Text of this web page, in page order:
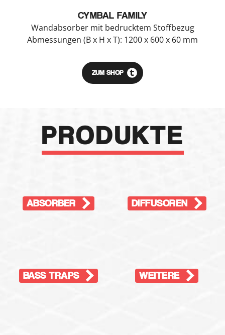
CYMBAL FAMILY
Wandabsorber mit bedrucktem Stoffbezug
Abmessungen (B x H x T): 1200 x 600 x 60 mm
ZUM SHOP
PRODUKTE
ABSORBER DIFFUSOREN
BASS TRAPS WEITERE